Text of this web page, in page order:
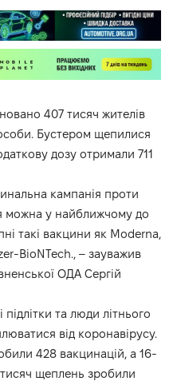
407 тисяч жителів
Бустером щепилися
дозу отримали 711
кампанія проти
можна у найближчому до
такі вакцини як Moderna,
BioNTech., – зауважив
ОДА Сергій
та люди літнього
від коронавірусу.
428 вакцинацій, а 16-
щеплень зробили